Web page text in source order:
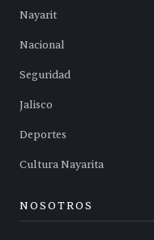
Nayarit
Nacional
Seguridad
Jalisco
Deportes
Cultura Nayarita
NOSOTROS